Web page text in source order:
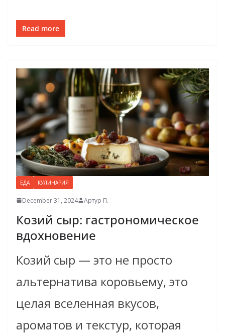
Read more
ЕДА КУЛИНАРИЯ
December 31, 2024 Артур П.
Козий сыр: гастрономическое
вдохновение
Козий сыр — это не просто
альтернатива коровьему, это
целая вселенная вкусов,
ароматов и текстур, которая